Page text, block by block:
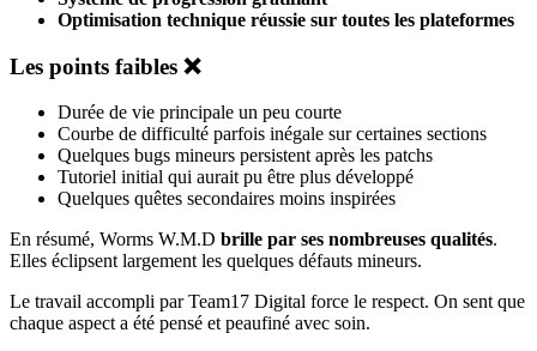
Optimisation technique réussie sur toutes les plateformes
Les points faibles ❌
Durée de vie principale un peu courte
Courbe de difficulté parfois inégale sur certaines sections
Quelques bugs mineurs persistent après les patchs
Tutoriel initial qui aurait pu être plus développé
Quelques quêtes secondaires moins inspirées
En résumé, Worms W.M.D brille par ses nombreuses qualités.
Elles éclipsent largement les quelques défauts mineurs.
Le travail accompli par Team17 Digital force le respect. On sent que
chaque aspect a été pensé et peaufiné avec soin.